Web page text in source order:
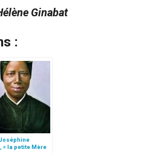
Ginabat
:
« la petite Mère